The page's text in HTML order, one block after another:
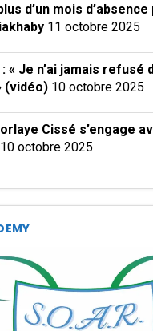
d’un mois d’absence
11 octobre 2025
: « Je n’ai jamais refusé
(vidéo) 10 octobre 2025
Cissé s’engage
10 octobre 2025